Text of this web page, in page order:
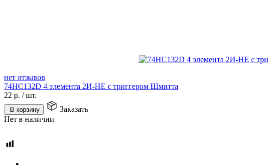
нет отзывов
74HC132D 4 элемента 2И-НЕ с триггером Шмитта
22 р. /шт.
В корзину
Заказать
Нет в наличии